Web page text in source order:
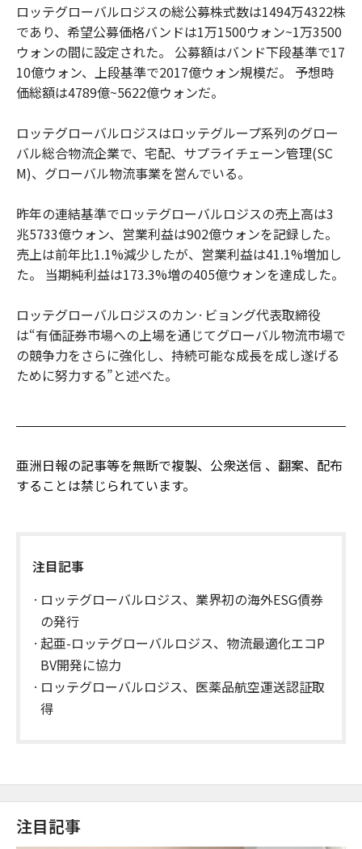
ロッテグローバルロジスの総公募株式数は1494万4322株
であり、希望公募価格バンドは1万1500ウォン~1万3500
ウォンの間に設定された。 公募額はバンド下段基準で17
10億ウォン、上段基準で2017億ウォン規模だ。 予想時
価総額は4789億~5622億ウォンだ。
ロッテグローバルロジスはロッテグループ系列のグロー
バル総合物流企業で、宅配、サプライチェーン管理(SC
M)、グローバル物流事業を営んでいる。
昨年の連結基準でロッテグローバルロジスの売上高は3
兆5733億ウォン、営業利益は902億ウォンを記録した。
売上は前年比1.1%減少したが、営業利益は41.1%増加し
た。 当期純利益は173.3%増の405億ウォンを達成した。
ロッテグローバルロジスのカン·ビョング代表取締役
は“有価証券市場への上場を通じてグローバル物流市場で
の競争力をさらに強化し、持続可能な成長を成し遂げる
ために努力する”と述べた。
亜洲日報の記事等を無断で複製、公衆送信 、翻案、配布
することは禁じられています。
注目記事
ロッテグローバルロジス、業界初の海外ESG債券
の発行
​起亜-ロッテグローバルロジス、物流最適化エコP
BV開発に協力
ロッテグローバルロジス、医薬品航空運送認証取
得
注目記事